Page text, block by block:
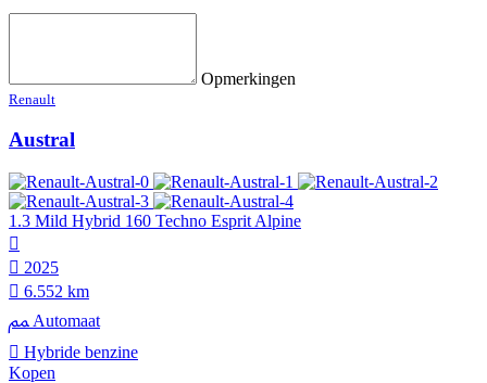
Opmerkingen
Renault
Austral
1.3 Mild Hybrid 160 Techno Esprit Alpine
2025
6.552 km
Automaat
Hybride benzine
Kopen